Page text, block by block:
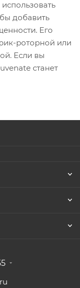
добавить
Его
роторной или
Если вы
станет